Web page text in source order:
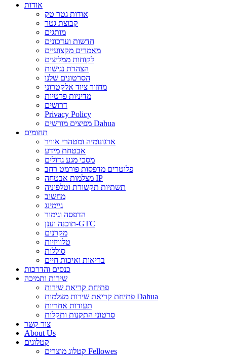
אודות
אודות גטר טק
קבוצת גטר
מותגים
חדשות ועדכונים
מאמרים מקצועיים
לקוחות ממליצים
הצהרת נגישות
הסרטונים שלנו
מחזור ציוד אלקטרוני
מדיניות פרטיות
דרושים
Privacy Policy
מפיצים מורשים Dahua
תחומים
ארגונומיה ומטהרי אוויר
אבטחת מידע
מסכי מגע גדולים
פלוטרים מדפסות פורמט רחב
מצלמות אבטחה IP
תשתיות תקשורת וטלפוניה
מחשוב
גיימינג
הדפסה וגימור
תוכנה וענן-GTC
מקרנים
טלוויזיות
סוללות
בריאות ואיכות חיים
כנסים והדרכות
שירות ותמיכה
פתיחת קריאת שירות
פתיחת קריאת שירות מצלמות Dahua
תעודות אחריות
סרטוני התקנות ותקלות
צור קשר
About Us
קטלוגים
קטלוג מוצרים Fellowes